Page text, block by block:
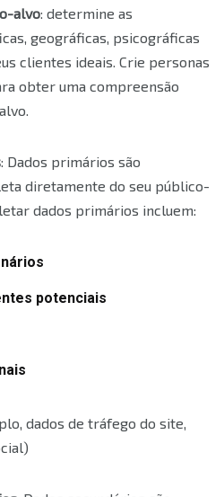
alvo: determine as
geográficas, psicográficas
clientes ideais. Crie personas
obter uma compreensão
: Dados primários são
diretamente do seu público-
dados primários incluem:
potenciais
dados de tráfego do site,